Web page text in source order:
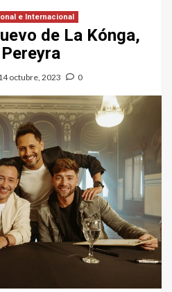
e Internacional
de La Kónga,
octubre, 2023 0